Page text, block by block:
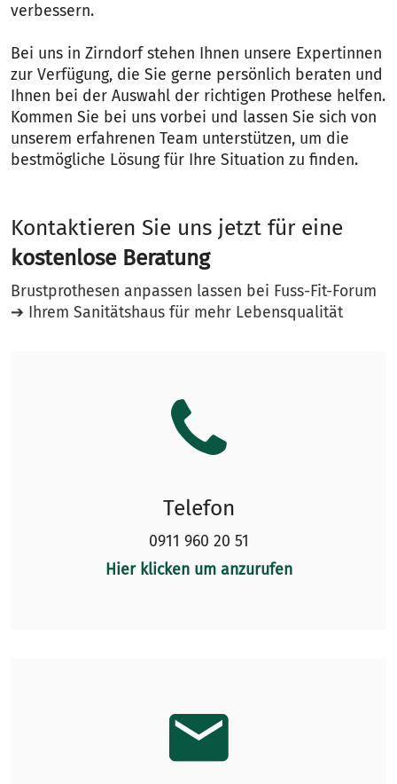
verbessern.
Bei uns in Zirndorf stehen Ihnen unsere Expertinnen
zur Verfügung, die Sie gerne persönlich beraten und
Ihnen bei der Auswahl der richtigen Prothese helfen.
Kommen Sie bei uns vorbei und lassen Sie sich von
unserem erfahrenen Team unterstützen, um die
bestmögliche Lösung für Ihre Situation zu finden.
Kontaktieren Sie uns jetzt für eine
kostenlose Beratung
Brustprothesen anpassen lassen bei Fuss-Fit-Forum
➔ Ihrem Sanitätshaus für mehr Lebensqualität
Telefon
0911 960 20 51
Hier klicken um anzurufen